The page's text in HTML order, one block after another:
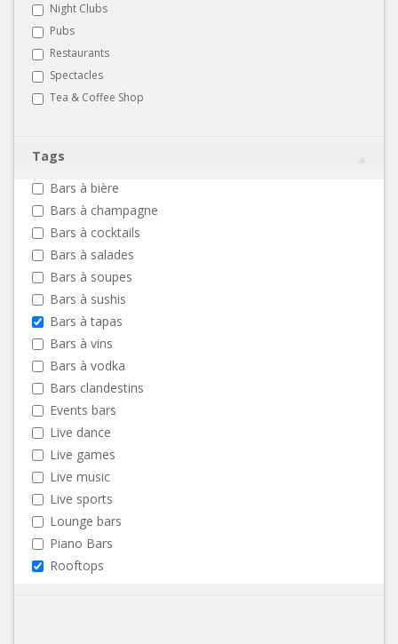
Night Clubs
Pubs
Restaurants
Spectacles
Tea & Coffee Shop
Tags
Bars à bière
Bars à champagne
Bars à cocktails
Bars à salades
Bars à soupes
Bars à sushis
Bars à tapas
Bars à vins
Bars à vodka
Bars clandestins
Events bars
Live dance
Live games
Live music
Live sports
Lounge bars
Piano Bars
Rooftops